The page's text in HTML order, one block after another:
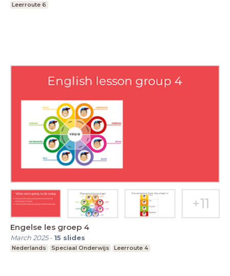
Leerroute 6
Engelse les groep 4
March 2025- 15 slides
Nederlands Speciaal Onderwijs Leerroute 4